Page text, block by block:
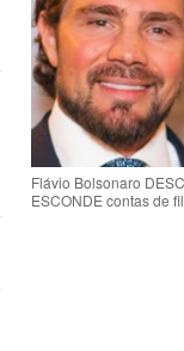
Flávio Bolsonaro
ESCONDE contas de